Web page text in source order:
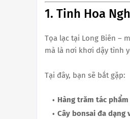
1. Tinh Hoa
Tọa lạc tại Long Biên –
mà là nơi khơi dậy tình
Tại đây, bạn sẽ bắt gặp:
Hàng trăm tác
Cây bonsai đa dạng